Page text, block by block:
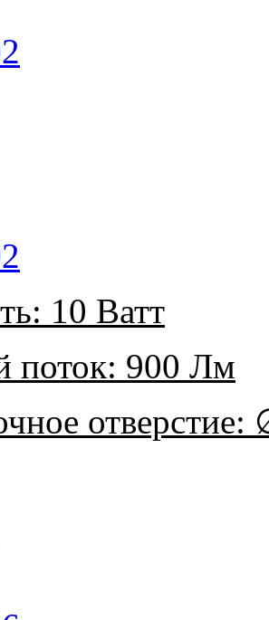
10 Ватт
поток: 900 Лм
отверстие: